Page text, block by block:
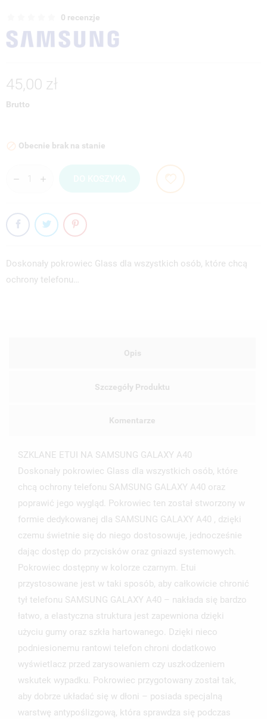
0 recenzje
45,00 zł
Brutto
 Obecnie brak na stanie
Doskonały pokrowiec Glass dla wszystkich osób, które chcą
ochrony telefonu…
Opis
Szczegóły Produktu
Komentarze
SZKLANE ETUI NA SAMSUNG GALAXY A40
Doskonały pokrowiec Glass dla wszystkich osób, które
chcą ochrony telefonu SAMSUNG GALAXY A40 oraz
poprawić jego wygląd. Pokrowiec ten został stworzony w
formie dedykowanej dla SAMSUNG GALAXY A40 , dzięki
czemu świetnie się do niego dostosowuje, jednocześnie
dając dostęp do przycisków oraz gniazd systemowych.
Pokrowiec dostępny w kolorze czarnym. Etui
przystosowane jest w taki sposób, aby całkowicie chronić
tył telefonu SAMSUNG GALAXY A40 – nakłada się bardzo
łatwo, a elastyczna struktura jest zapewniona dzięki
użyciu gumy oraz szkła hartowanego. Dzięki nieco
podniesionemu rantowi telefon chroni dodatkowo
wyświetlacz przed zarysowaniem czy uszkodzeniem
wskutek wypadku. Pokrowiec przygotowany został tak,
aby dobrze układać się w dłoni – posiada specjalną
warstwę antypoślizgową, która sprawdza się podczas
MOJE LISTY ŻYCZEŃ
add_circle_outlineUTWÓRZ NOWĄ LISTĘ
UTWÓRZ LISTĘ ŻYCZEŃ
NAZWA LISTY ŻYCZEŃ
ZALOGUJ SIĘ
MUSISZ BYĆ ZALOGOWANY BY ZAPISAĆ PRODUKTY NA
SWOJEJ LIŚCIE ŻYCZEŃ.
ANULUJ ZALOGUJ SIĘ